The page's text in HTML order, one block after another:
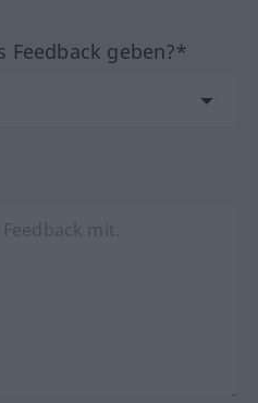
Feedback geben?*